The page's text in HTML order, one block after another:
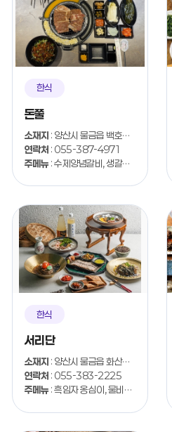
한식
돈쭐
소재지 : 양산시 물금읍 백호2길 24-11
연락처 : 055-387-4971
주메뉴 : 수제양념갈비, 생갈비, LA갈비
한식
서리단
소재지 : 양산시 물금읍 화산길 10
연락처 : 055-383-2225
주메뉴 : 흑임자 옹심이, 물비빔 메밀면